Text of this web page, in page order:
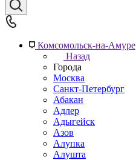
Комсомольск-на-Амуре
Назад
Города
Москва
Санкт-Петербург
Абакан
Адлер
Адыгейск
Азов
Алупка
Алушта